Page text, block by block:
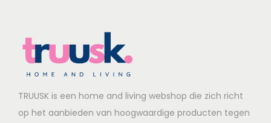
TRUUSK is een home and living webshop die zich richt
op het aanbieden van hoogwaardige producten tegen